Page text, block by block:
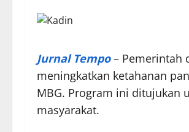
Jurnal Tempo– Pemerintah
meningkatkan ketahanan
MBG. Program ini ditujukan
masyarakat.